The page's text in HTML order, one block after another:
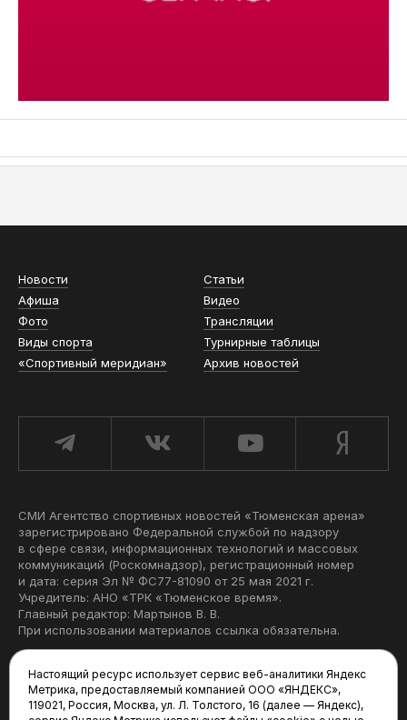
Новости
Статьи
Афиша
Видео
Фото
Трансляции
Виды спорта
Турнирные таблицы
«Спортивный меридиан»
Архив новостей
СМИ Агентство спортивных новостей «Тюменская арена»
зарегистрировано Федеральной службой по надзору
в сфере связи, информационных технологий и массовых
коммуникаций (Роскомнадзор), регистрационный номер
и дата: серия Эл № ФС77-81090 от 25 мая 2021 г.
Учредитель: АНО «ТРК «Тюменское время».
Главный редактор: Мартынов В. В.
При использовании материалов ссылка обязательна.
Редакция:
Настоящий ресурс использует сервис веб-аналитики Яндекс
Метрика, предоставляемый компанией ООО «ЯНДЕКС»,
119021, Россия, Москва, ул. Л. Толстого, 16 (далее — Яндекс),